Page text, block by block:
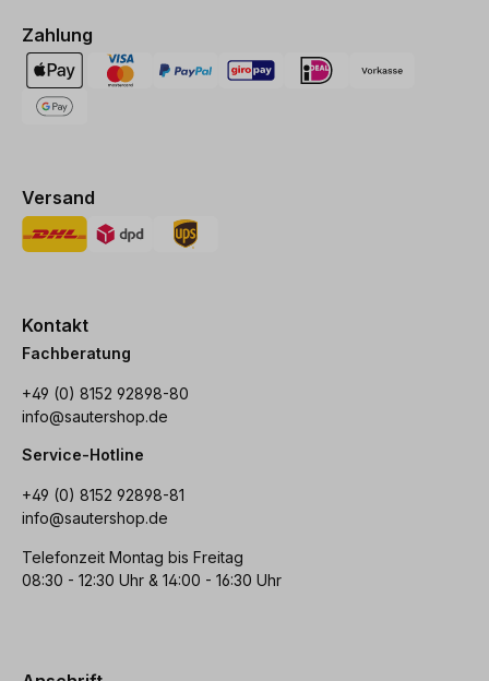
Zahlung
Versand
Kontakt
Fachberatung
+49 (0) 8152 92898-80
info@sautershop.de
Service-Hotline
+49 (0) 8152 92898-81
info@sautershop.de
Telefonzeit Montag bis Freitag
08:30 - 12:30 Uhr & 14:00 - 16:30 Uhr